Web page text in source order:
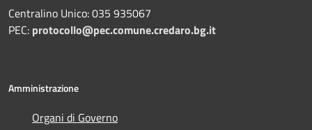
Centralino Unico: 035 935067
PEC: protocollo@pec.comune.credaro.bg.it
Amministrazione
Organi di Governo